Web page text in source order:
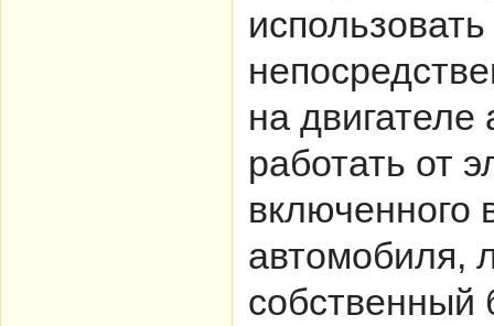
на
работать от
включенного
автомобиля,
собственный